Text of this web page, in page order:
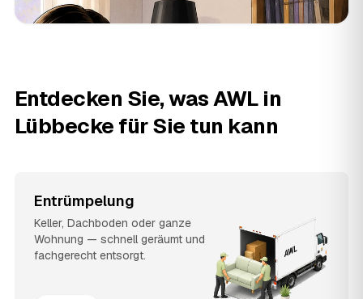
Entdecken Sie, was AWL in
Lübbecke für Sie tun kann
Entrümpelung
Keller, Dachboden oder ganze
Wohnung — schnell geräumt und
fachgerecht entsorgt.